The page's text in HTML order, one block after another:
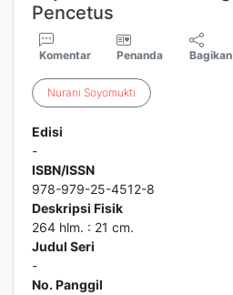
Pencetus
Komentar Penanda Bagikan
Nurani Soyomukti
Edisi
-
ISBN/ISSN
978-979-25-4512-8
Deskripsi Fisik
264 hlm. : 21 cm.
Judul Seri
-
No. Panggil